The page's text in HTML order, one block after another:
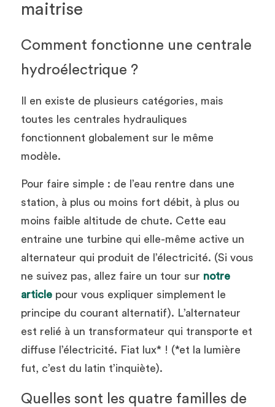
maitrise
Comment fonctionne une centrale
hydroélectrique ?
Il en existe de plusieurs catégories, mais
toutes les centrales hydrauliques
fonctionnent globalement sur le même
modèle.
Pour faire simple : de l’eau rentre dans une
station, à plus ou moins fort débit, à plus ou
moins faible altitude de chute. Cette eau
entraine une turbine qui elle-même active un
alternateur qui produit de l’électricité. (Si vous
ne suivez pas, allez faire un tour sur notre
article pour vous expliquer simplement le
principe du courant alternatif). L’alternateur
est relié à un transformateur qui transporte et
diffuse l’électricité. Fiat lux* ! (*et la lumière
fut, c’est du latin t’inquiète).
Quelles sont les quatre familles de